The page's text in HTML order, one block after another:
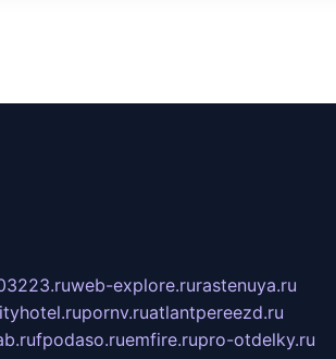
web-explore.rurastenuya.ru
pornv.ruatlantpereezd.ru
fpodaso.ruemfire.rupro-otdelky.ru